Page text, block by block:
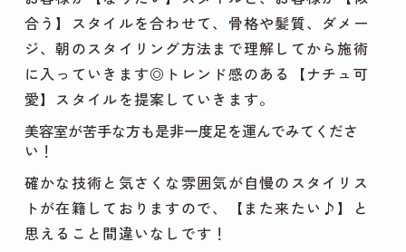
合う】スタイルを合わせて、骨格や髪質、ダメー
ジ、朝のスタイリング方法まで理解してから施術
に入っていきます◎トレンド感のある【ナチュ可
愛】スタイルを提案していきます。
美容室が苦手な方も是非一度足を運んでみてくださ
い！
確かな技術と気さくな雰囲気が自慢のスタイリス
トが在籍しておりますので、【また来たい♪】と
思えること間違いなしです！